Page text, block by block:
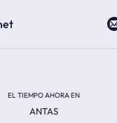
EL TIEMPO AHORA EN
ANTAS